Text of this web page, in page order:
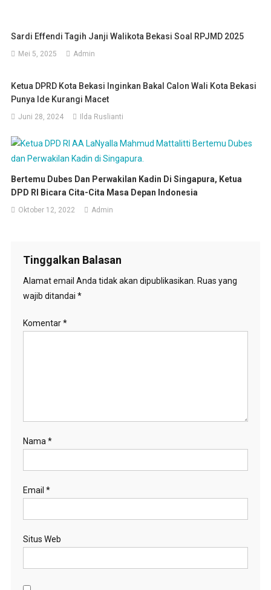
Sardi Effendi Tagih Janji Walikota Bekasi Soal RPJMD 2025
Mei 5, 2025 Admin
Ketua DPRD Kota Bekasi Inginkan Bakal Calon Wali Kota Bekasi
Punya Ide Kurangi Macet
Juni 28, 2024 Ilda Ruslianti
Bertemu Dubes Dan Perwakilan Kadin Di Singapura, Ketua
DPD RI Bicara Cita-Cita Masa Depan Indonesia
Oktober 12, 2022 Admin
Tinggalkan Balasan
Alamat email Anda tidak akan dipublikasikan. Ruas yang
wajib ditandai *
Komentar*
Nama *
Email *
Situs Web